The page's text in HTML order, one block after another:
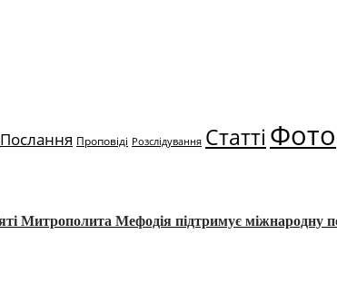
Послання Проповіді Розслідування Статті Фото
Митрополита Мефодія підтримує